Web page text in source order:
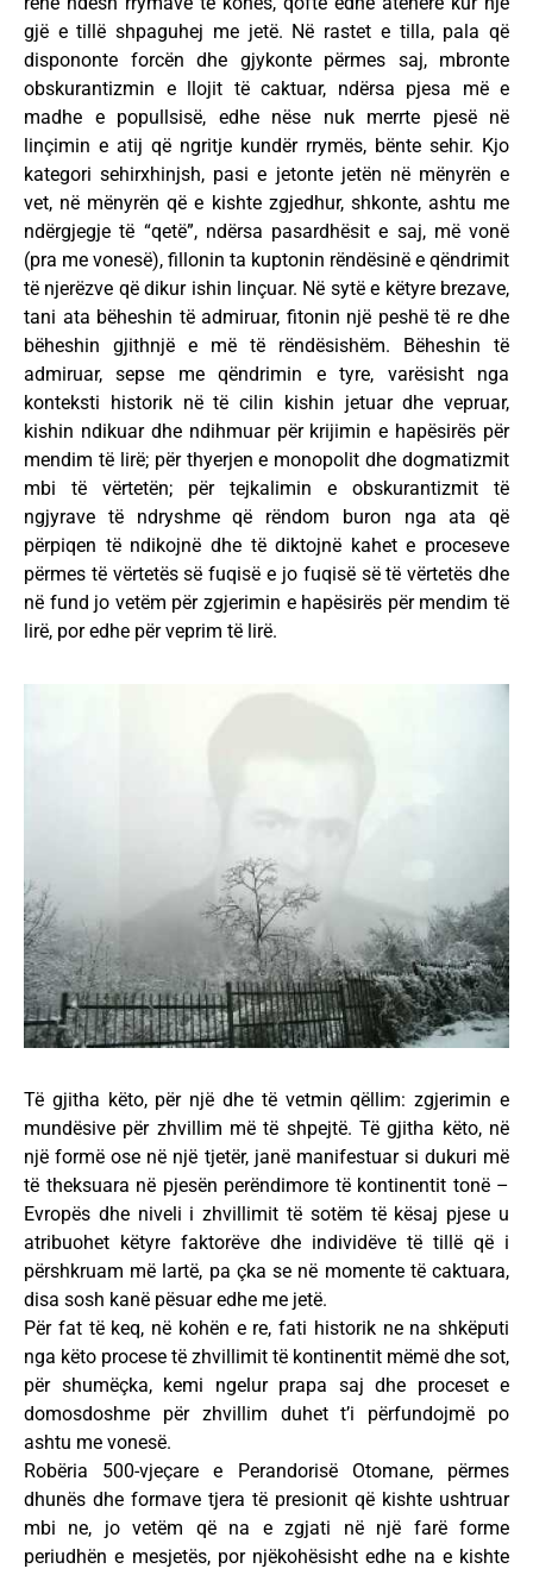
gjë e tillë shpaguhej me jetë. Në rastet e tilla, pala që
dispononte forcën dhe gjykonte përmes saj, mbronte
obskurantizmin e llojit të caktuar, ndërsa pjesa më e
madhe e popullsisë, edhe nëse nuk merrte pjesë në
linçimin e atij që ngritje kundër rrymës, bënte sehir. Kjo
kategori sehirxhinjsh, pasi e jetonte jetën në mënyrën e
vet, në mënyrën që e kishte zgjedhur, shkonte, ashtu me
ndërgjegje të “qetë”, ndërsa pasardhësit e saj, më vonë
(pra me vonesë), fillonin ta kuptonin rëndësinë e qëndrimit
të njerëzve që dikur ishin linçuar. Në sytë e këtyre brezave,
tani ata bëheshin të admiruar, fitonin një peshë të re dhe
bëheshin gjithnjë e më të rëndësishëm. Bëheshin të
admiruar, sepse me qëndrimin e tyre, varësisht nga
konteksti historik në të cilin kishin jetuar dhe vepruar,
kishin ndikuar dhe ndihmuar për krijimin e hapësirës për
mendim të lirë; për thyerjen e monopolit dhe dogmatizmit
mbi të vërtetën; për tejkalimin e obskurantizmit të
ngjyrave të ndryshme që rëndom buron nga ata që
përpiqen të ndikojnë dhe të diktojnë kahet e proceseve
përmes të vërtetës së fuqisë e jo fuqisë së të vërtetës dhe
në fund jo vetëm për zgjerimin e hapësirës për mendim të
lirë, por edhe për veprim të lirë.
Të gjitha këto, për një dhe të vetmin qëllim: zgjerimin e
mundësive për zhvillim më të shpejtë. Të gjitha këto, në
një formë ose në një tjetër, janë manifestuar si dukuri më
të theksuara në pjesën perëndimore të kontinentit tonë –
Evropës dhe niveli i zhvillimit të sotëm të kësaj pjese u
atribuohet këtyre faktorëve dhe individëve të tillë që i
përshkruam më lartë, pa çka se në momente të caktuara,
disa sosh kanë pësuar edhe me jetë.
Për fat të keq, në kohën e re, fati historik ne na shkëputi
nga këto procese të zhvillimit të kontinentit mëmë dhe sot,
për shumëçka, kemi ngelur prapa saj dhe proceset e
domosdoshme për zhvillim duhet t’i përfundojmë po
ashtu me vonesë.
Robëria 500-vjeçare e Perandorisë Otomane, përmes
dhunës dhe formave tjera të presionit që kishte ushtruar
mbi ne, jo vetëm që na e zgjati në një farë forme
periudhën e mesjetës, por njëkohësisht edhe na e kishte